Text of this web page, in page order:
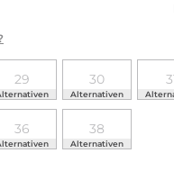
29 30
Alternativen
36 38
Alternativen